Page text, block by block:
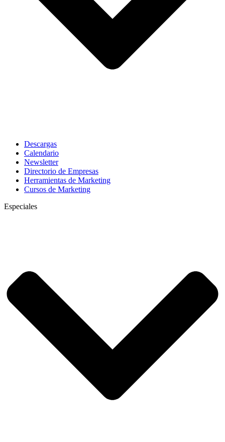
Descargas
Calendario
Newsletter
Directorio de Empresas
Herramientas de Marketing
Cursos de Marketing
Especiales